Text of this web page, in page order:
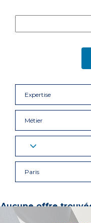
Expertise
Métier
Paris
Aucune offre
d’autres mots-clés